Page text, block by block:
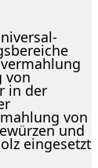
von
in der
von
und
eingesetzt